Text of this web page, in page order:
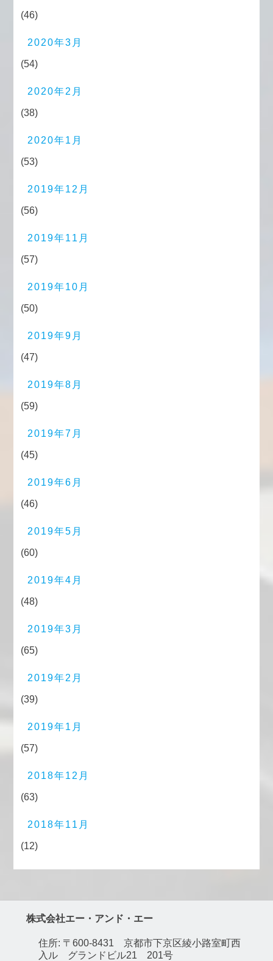
(46)
2020年3月
(54)
2020年2月
(38)
2020年1月
(53)
2019年12月
(56)
2019年11月
(57)
2019年10月
(50)
2019年9月
(47)
2019年8月
(59)
2019年7月
(45)
2019年6月
(46)
2019年5月
(60)
2019年4月
(48)
2019年3月
(65)
2019年2月
(39)
2019年1月
(57)
2018年12月
(63)
2018年11月
(12)
株式会社エー・アンド・エー
住所: 〒600-8431 京都市下京区綾小路室町西
入ル グランドビル21 201号